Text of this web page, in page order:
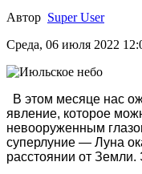
Автор Super User
Среда, 06 июля 2022
В этом месяце нас
явление, которое
невооруженным
суперлуние — Луна
расстоянии от Земли.